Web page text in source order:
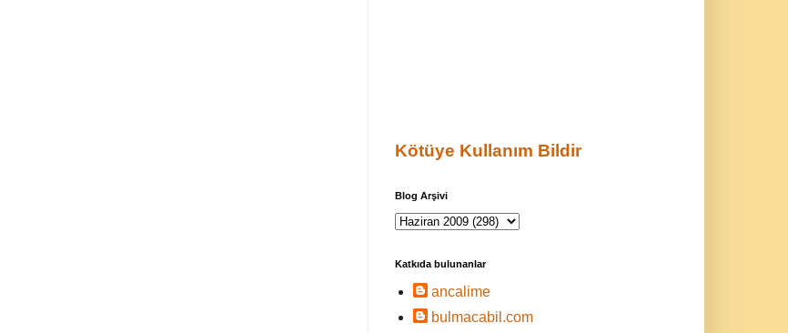
Kötüye Kullanım Bildir
Blog Arşivi
Katkıda bulunanlar
ancalime
bulmacabil.com